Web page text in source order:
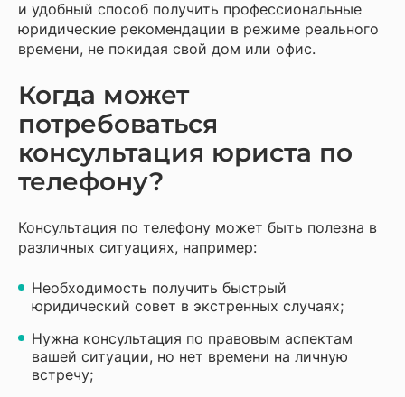
и удобный способ получить профессиональные
юридические рекомендации в режиме реального
времени, не покидая свой дом или офис.
Когда может
потребоваться
консультация юриста по
телефону?
Консультация по телефону может быть полезна в
различных ситуациях, например:
Необходимость получить быстрый
юридический совет в экстренных случаях;
Нужна консультация по правовым аспектам
вашей ситуации, но нет времени на личную
встречу;